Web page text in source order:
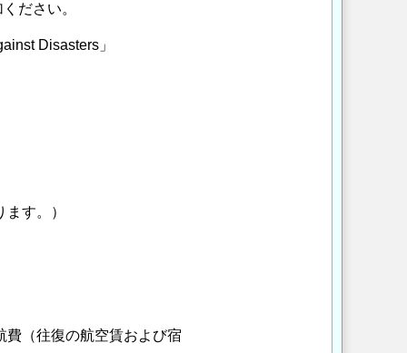
ださい。
Disasters」
す。）
費（往復の航空賃および宿